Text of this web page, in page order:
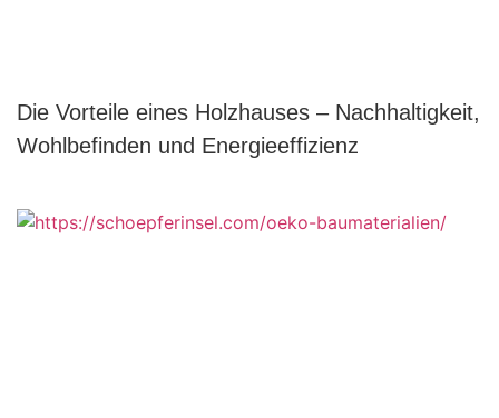
Die Vorteile eines Holzhauses – Nachhaltigkeit,
Wohlbefinden und Energieeffizienz